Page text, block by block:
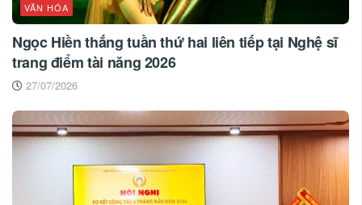
VĂN HÓA
Ngọc Hiền thắng tuần thứ hai liên tiếp tại Nghệ sĩ
trang điểm tài năng 2026
27/07/2026